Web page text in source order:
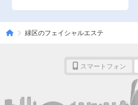
緑区のフェイシャルエステ
スマートフォン